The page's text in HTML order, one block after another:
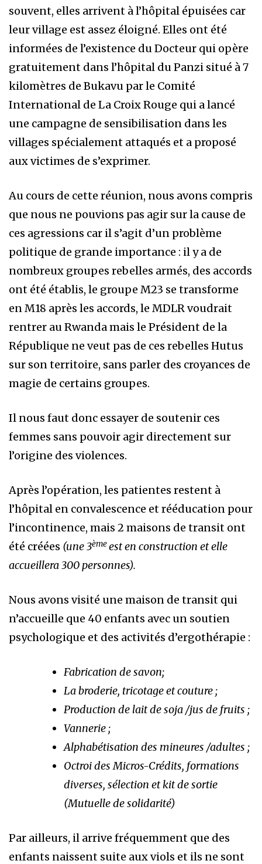
souvent, elles arrivent à l’hôpital épuisées car
leur village est assez éloigné. Elles ont été
informées de l’existence du Docteur qui opère
gratuitement dans l’hôpital du Panzi situé à 7
kilomètres de Bukavu par le Comité
International de La Croix Rouge qui a lancé
une campagne de sensibilisation dans les
villages spécialement attaqués et a proposé
aux victimes de s’exprimer.
Au cours de cette réunion, nous avons compris
que nous ne pouvions pas agir sur la cause de
ces agressions car il s’agit d’un problème
politique de grande importance : il y a de
nombreux groupes rebelles armés, des accords
ont été établis, le groupe M23 se transforme
en M18 après les accords, le MDLR voudrait
rentrer au Rwanda mais le Président de la
République ne veut pas de ces rebelles Hutus
sur son territoire, sans parler des croyances de
magie de certains groupes.
Il nous faut donc essayer de soutenir ces
femmes sans pouvoir agir directement sur
l’origine des violences.
Après l’opération, les patientes restent à
l’hôpital en convalescence et rééducation pour
l’incontinence, mais 2 maisons de transit ont
été créées (une 3èmeest en construction et elle
accueillera 300 personnes).
Nous avons visité une maison de transit qui
n’accueille que 40 enfants avec un soutien
psychologique et des activités d’ergothérapie :
Fabrication de savon;
La broderie, tricotage et couture ;
Production de lait de soja /jus de fruits ;
Vannerie ;
Alphabétisation des mineures /adultes ;
Octroi des Micros-Crédits, formations
diverses, sélection et kit de sortie
(Mutuelle de solidarité)
Par ailleurs, il arrive fréquemment que des
enfants naissent suite aux viols et ils ne sont